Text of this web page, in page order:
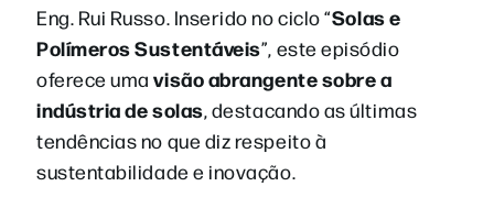
Eng. Rui Russo. Inserido no ciclo “Solas e
Polímeros Sustentáveis”, este episódio
oferece umavisão abrangente sobre a
indústria de solas, destacando as últimas
tendências no que diz respeito à
sustentabilidade e inovação.